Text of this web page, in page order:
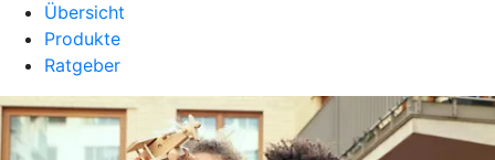
Übersicht
Produkte
Ratgeber